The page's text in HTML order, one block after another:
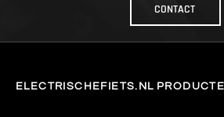
CONTACT
ELECTRISCHEFIETS.NL